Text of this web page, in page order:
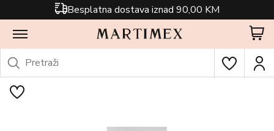
Besplatna dostava iznad 90,00 KM